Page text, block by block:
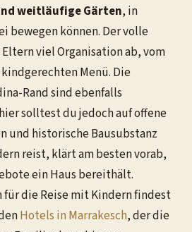
weitläufige Gärten, in
bewegen können. Der volle
viel Organisation ab, vom
Menü. Die
Rand sind ebenfalls
solltest du jedoch auf offene
und historische Bausubstanz
reist, klärt am besten vorab,
ein Haus bereithält.
für die Reise mit Kindern findest
Hotels in Marrakesch, der die